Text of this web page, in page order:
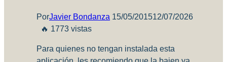
PorJavier Bondanza 15/05/201512/07/2026
🔥 1773 vistas
Para quienes no tengan instalada esta